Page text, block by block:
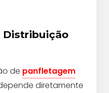
Distribuição
de panfletagem
diretamente